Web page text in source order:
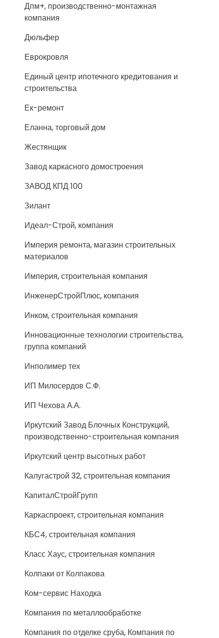
Дпм+, производственно-монтажная
компания
Дюльфер
Еврокровля
Единый центр ипотечного кредитования и
строительства
Ек-ремонт
Еланна, торговый дом
Жестянщик
Завод каркасного домостроения
ЗАВОД КПД 100
Зилант
Идеал-Строй, компания
Империя ремонта, магазин строительных
материалов
Империя, строительная компания
ИнженерСтройПлюс, компания
Инком, строительная компания
Инновационные технологии строительства,
группа компаний
Инполимер тех
ИП Милосердов С.Ф.
ИП Чехова А.А.
Иркутский Завод Блочных Конструкций,
производственно-строительная компания
Иркутский центр высотных работ
Калугастрой 32, строительная компания
КапиталСтройГрупп
Каркаспроект, строительная компания
КБС4, строительная компания
Класс Хаус, строительная компания
Колпаки от Колпакова
Ком-сервис Находка
Компания по металлообработке
Компания по отделке сруба, Компания по